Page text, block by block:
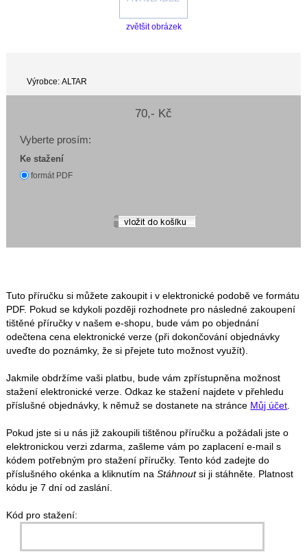
zvětšit obrázek
Výrobce: ALTAR
70,- Kč
Vyberte prosím:
Ke stažení
formát PDF
Tuto příručku si můžete zakoupit i v elektronické podobě ve formátu
PDF. Pokud se kdykoli později rozhodnete pro následné zakoupení
tištěné příručky v našem e-shopu, bude vám po objednání
odečtena cena elektronické verze (při dokončování objednávky
uveďte do poznámky, že si přejete tuto možnost využít).
Jakmile obdržíme vaši platbu, bude vám zpřístupněna možnost
stažení elektronické verze. Odkaz ke stažení najdete v přehledu
příslušné objednávky, k němuž se dostanete na stránce Můj účet
Pokud jste si u nás již zakoupili tištěnou příručku a požádali jste o
elektronickou verzi zdarma, zašleme vám po zaplacení e-mail s
kódem potřebným pro stažení příručky. Tento kód zadejte do
příslušného okénka a kliknutím naStáhnoutsi ji stáhněte. Platnost
kódu je 7 dní od zaslání.
Kód pro stažení: